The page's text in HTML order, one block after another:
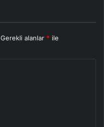
Gerekli alanlar * ile